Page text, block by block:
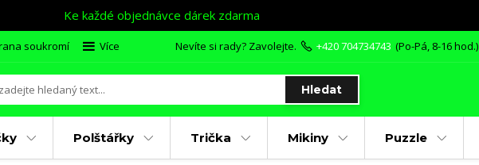
Ke každé objednávce dárek zdarma
soukromí Více
Hledat
Nevíte si rady? Zavolejte. +420 704734743 (Po-Pá, 8-16 hod.)
Polštářky Trička Mikiny Puzzle